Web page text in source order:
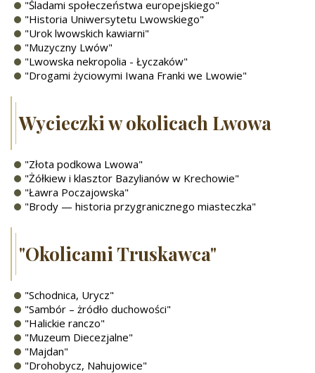
"Śladami społeczeństwa europejskiego"
"Historia Uniwersytetu Lwowskiego"
"Urok lwowskich kawiarni"
"Muzyczny Lwów"
"Lwowska nekropolia - Łyczaków"
"Drogami życiowymi Iwana Franki we Lwowie"
Wycieczki w okolicach Lwowa
"Złota podkowa Lwowa"
"Żółkiew i klasztor Bazylianów w Krechowie"
"Ławra Poczajowska"
"Brody — historia przygranicznego miasteczka"
"Okolicami Truskawca"
"Schodnica, Urycz"
"Sambór – żródło duchowości"
"Halickie ranczo"
"Muzeum Diecezjalne"
"Majdan"
"Drohobycz, Nahujowice"